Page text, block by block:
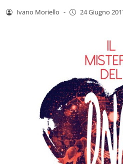
Ivano Moriello - 24 Giugno